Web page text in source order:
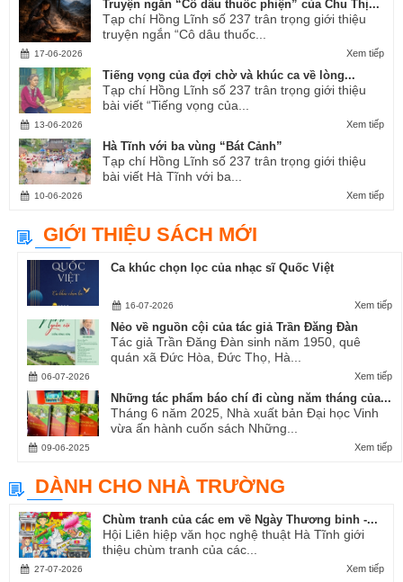
Truyện ngắn “Cô dâu thuốc phiện” của Chu Thị...
Tạp chí Hồng Lĩnh số 237 trân trọng giới thiệu
truyện ngắn “Cô dâu thuốc...
Xem tiếp
17-06-2026
Tiếng vọng của đợi chờ và khúc ca về lòng...
Tạp chí Hồng Lĩnh số 237 trân trọng giới thiệu
bài viết “Tiếng vọng của...
Xem tiếp
13-06-2026
Hà Tĩnh với ba vùng “Bát Cảnh”
Tạp chí Hồng Lĩnh số 237 trân trọng giới thiệu
bài viết Hà Tĩnh với ba...
Xem tiếp
10-06-2026
GIỚI THIỆU SÁCH MỚI
Ca khúc chọn lọc của nhạc sĩ Quốc Việt
Xem tiếp
16-07-2026
Nẻo về nguồn cội của tác giả Trần Đăng Đàn
Tác giả Trần Đăng Đàn sinh năm 1950, quê
quán xã Đức Hòa, Đức Thọ, Hà...
Xem tiếp
06-07-2026
Những tác phẩm báo chí đi cùng năm tháng của...
Tháng 6 năm 2025, Nhà xuất bản Đại học Vinh
vừa ấn hành cuốn sách Những...
Xem tiếp
09-06-2025
DÀNH CHO NHÀ TRƯỜNG
Chùm tranh của các em về Ngày Thương binh -...
Hội Liên hiệp văn học nghệ thuật Hà Tĩnh giới
thiệu chùm tranh của các...
Xem tiếp
27-07-2026